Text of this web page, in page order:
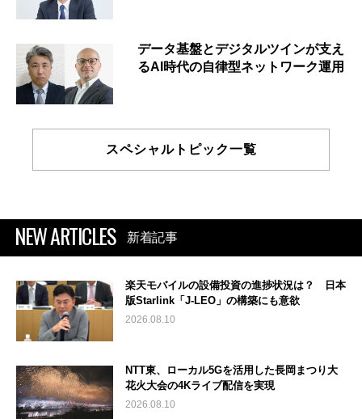
データ基盤とデジタルツインが支え
るAI時代の自律型ネットワーク運用
スペシャルトピック一覧
NEW ARTICLES 新着記事
楽天モバイルの設備投資の進捗状況は？ 日本
版Starlink「J-LEO」の構築にも意欲
2026.08.10
NTT東、ローカル5Gを活用した長岡まつり大
花火大会の4Kライブ配信を実現
2026.08.10